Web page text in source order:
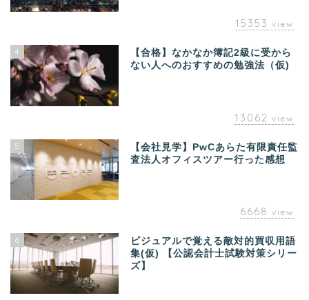
15353 view
4
【合格】なかなか簿記2級に受から
ない人へのおすすめの勉強法（仮)
13062 view
5
【会社見学】PwCあらた有限責任監
査法人オフィスツアー行った感想
6668 view
6
ビジュアルで覚える敵対的買収用語
集(仮) 【公認会計士試験対策シリー
ズ】